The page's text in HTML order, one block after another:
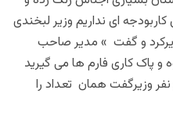
ای نداریم وزیر لبخندی
و گفت » مدیر صاحب
و پاک کاری فارم ها می گیرید
وزیرگفت همان تعداد را